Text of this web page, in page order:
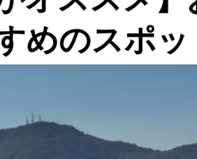
めのスポッ